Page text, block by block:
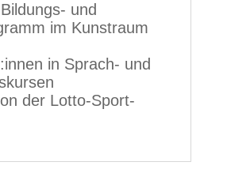
und
im Kunstraum
in Sprach- und
der Lotto-Sport-